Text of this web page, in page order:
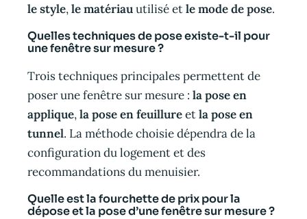
le style,le matériauutilisé etle mode de pose.
Quelles techniques de pose existe-t-il pour
une fenêtre sur mesure ?
Trois techniques principales permettent de
poser une fenêtre sur mesure : la pose en
applique,la pose en feuillureetla pose en
tunnel. La méthode choisie dépendra de la
configuration du logement et des
recommandations du menuisier.
Quelle est la fourchette de prix pour la
dépose et la pose d’une fenêtre sur mesure ?